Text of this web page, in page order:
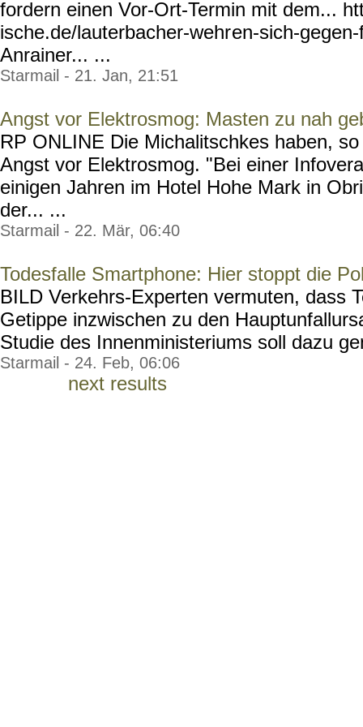
fordern einen Vor-Ort-Termin mit dem...
ische.de/lauterbacher-wehren-sich-
Anrainer... ...
Starmail - 21. Jan, 21:51
Angst vor Elektrosmog: Masten zu nah
RP ONLINE Die Michalitschkes haben,
Angst vor Elektrosmog. "Bei einer
einigen Jahren im Hotel Hohe Mark in
der... ...
Starmail - 22. Mär, 06:40
Todesfalle Smartphone: Hier stoppt die
BILD Verkehrs-Experten vermuten, dass
Getippe inzwischen zu den
Studie des Innenministeriums soll dazu
Starmail - 24. Feb, 06:06
next results